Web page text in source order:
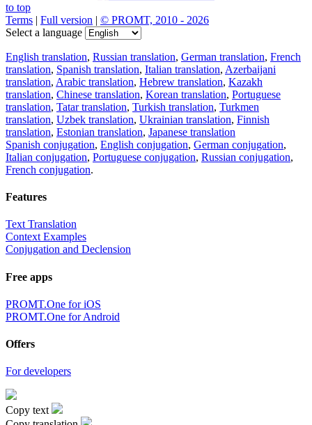
to top
Terms | Full version | © PROMT, 2010 - 2026
Select a language
English translation, Russian translation, German translation, French
translation, Spanish translation, Italian translation, Azerbaijani
translation, Arabic translation, Hebrew translation, Kazakh
translation, Chinese translation, Korean translation, Portuguese
translation, Tatar translation, Turkish translation, Turkmen
translation, Uzbek translation, Ukrainian translation, Finnish
translation, Estonian translation, Japanese translation
Spanish conjugation, English conjugation, German conjugation,
Italian conjugation, Portuguese conjugation, Russian conjugation,
French conjugation.
Features
Text Translation
Context Examples
Conjugation and Declension
Free apps
PROMT.One for iOS
PROMT.One for Android
Offers
For developers
Copy text